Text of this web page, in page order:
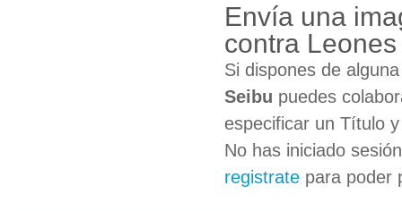
Envía una
contra
Si dispones de
Seibu puedes
especificar un Título
No has iniciado
registrate para poder